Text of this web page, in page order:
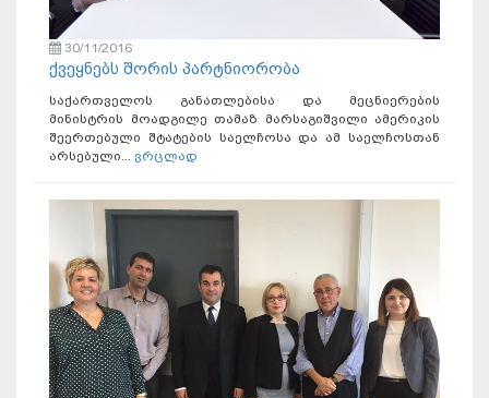
30/11/2016
ქვეყნებს შორის პარტნიორობა
საქართველოს განათლებისა და მეცნიერების
მინისტრის მოადგილე თამაზ მარსაგიშვილი ამერიკის
შეერთებული შტატების საელჩოსა და ამ საელჩოსთან
არსებული... ვრცლად